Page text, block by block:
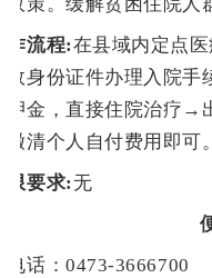
作流程:在县域内定点
效身份证件办理入院
押金，直接住院治疗→
清个人自付费用即可。
限要求:无
电话：0473-3666700